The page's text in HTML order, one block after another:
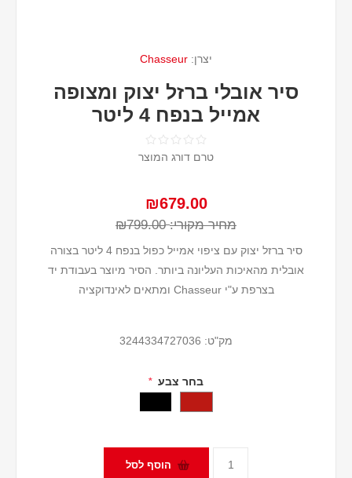
יצרן: Chasseur
סיר אובלי ברזל יצוק ומצופה
אמייל בנפח 4 ליטר
טרם דורג המוצר
₪679.00
מחיר מקורי: ₪799.00
סיר ברזל יצוק עם ציפוי אמייל כפול בנפח 4 ליטר בצורה
אובלית מהאיכות העליונה ביותר. הסיר מיוצר בעבודת יד
בצרפת ע"י Chasseur ומתאים לאינדוקציה
מק"ט: 3244334727036
בחר צבע *